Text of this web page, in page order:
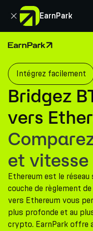
EarnPark
Fermer
Page d'accueil
Produits
Marchés
PARK Token
Ressources
Entreprise
Intégrez facilement
Bridgez
vers
et vitesse
Ethereum est le
couche de règlement
vers Ethereum vous
plus profonde et au
crypto. EarnPark offre